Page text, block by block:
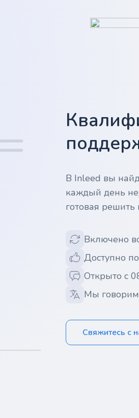
В Inleed вы
каждый день
готовая
Включено
Доступно
Открыто с
Мы
Свяжитесь с